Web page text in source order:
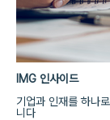
IMG 인사이드
기업과 인재를 하나
니다